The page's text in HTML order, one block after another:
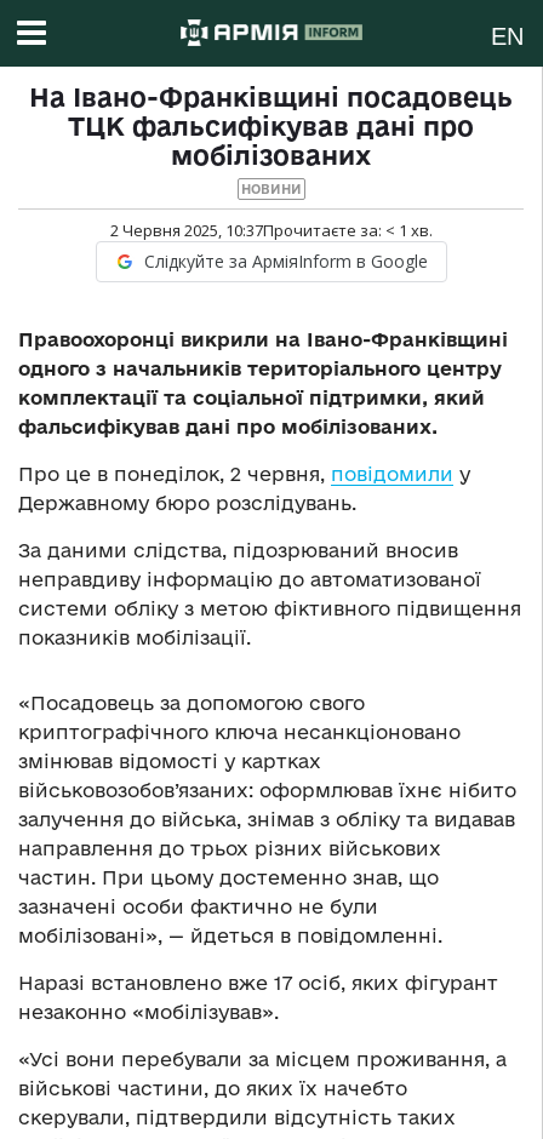
EN
На Івано-Франківщині посадовець
ТЦК фальсифікував дані про
мобілізованих
НОВИНИ
2 Червня 2025, 10:37Прочитаєте за: < 1 хв.
Слідкуйте за АрміяInform в Google
Правоохоронці викрили на Івано-Франківщині
одного з начальників територіального центру
комплектації та соціальної підтримки, який
фальсифікував дані про мобілізованих.
Про це в понеділок, 2 червня, повідомили у
Державному бюро розслідувань.
За даними слідства, підозрюваний вносив
неправдиву інформацію до автоматизованої
системи обліку з метою фіктивного підвищення
показників мобілізації.
«Посадовець за допомогою свого
криптографічного ключа несанкціоновано
змінював відомості у картках
військовозобов’язаних: оформлював їхнє нібито
залучення до війська, знімав з обліку та видавав
направлення до трьох різних військових
частин. При цьому достеменно знав, що
зазначені особи фактично не були
мобілізовані», — йдеться в повідомленні.
Наразі встановлено вже 17 осіб, яких фігурант
незаконно «мобілізував».
«Усі вони перебували за місцем проживання, а
військові частини, до яких їх начебто
скерували, підтвердили відсутність таких